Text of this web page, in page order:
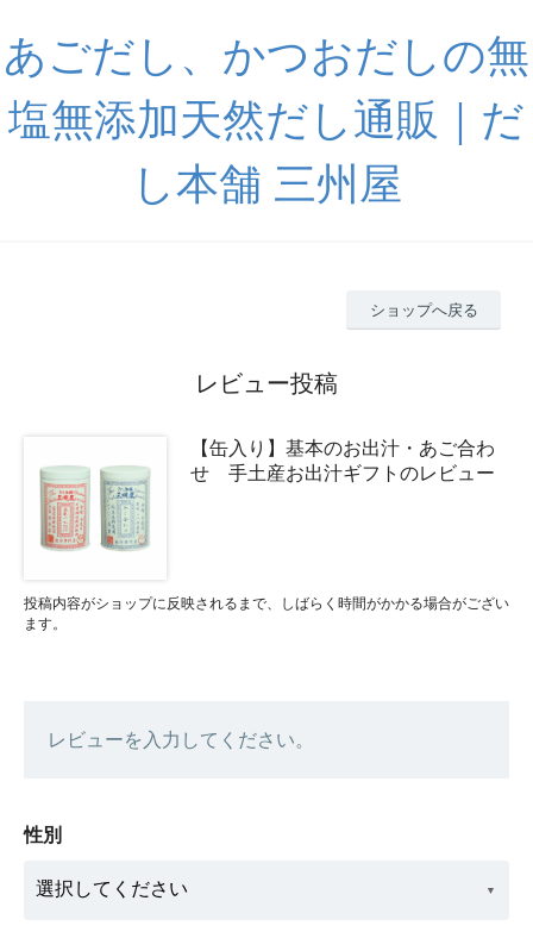
あごだし、かつおだしの無
塩無添加天然だし通販｜だ
し本舗 三州屋
ショップへ戻る
レビュー投稿
【缶入り】基本のお出汁・あご合わ
せ 手土産お出汁ギフトのレビュー
投稿内容がショップに反映されるまで、しばらく時間がかかる場合がござい
ます。
レビューを入力してください。
性別